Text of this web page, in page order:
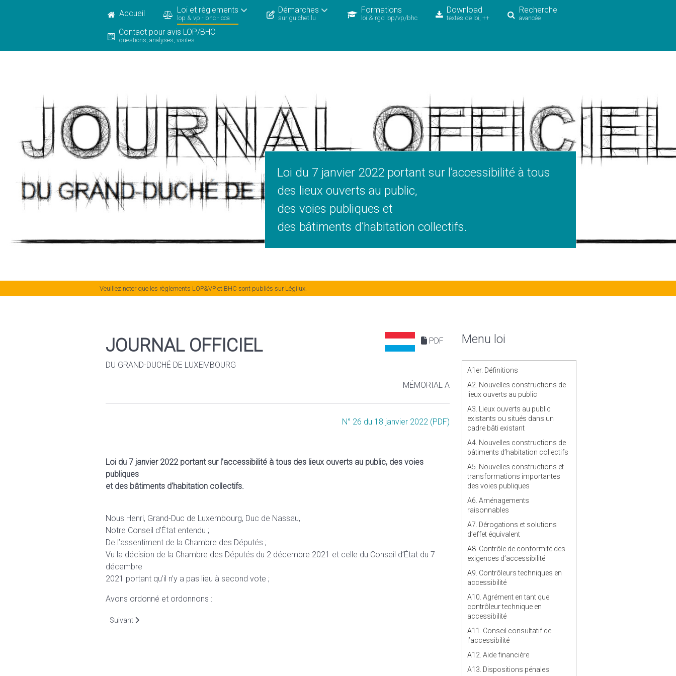
Accueil Loi et règlements
lop & vp - bhc - cca
Démarches
sur guichet.lu
Formations
loi & rgd lop/vp/bhc
Download
textes de loi, ++
Recherche
avancée
Contact pour avis LOP/BHC
questions, analyses, visites ...
Loi du 7 janvier 2022 portant sur l’accessibilité à tous
des lieux ouverts au public,
des voies publiques et
des bâtiments d’habitation collectifs.
Veuillez noter que les règlements LOP&VP et BHC sont publiés sur Légilux.
PDF
JOURNAL OFFICIEL
DU GRAND-DUCHÉ DE LUXEMBOURG
MÉMORIAL A
N° 26 du 18 janvier 2022 (PDF)
Loi du 7 janvier 2022 portant sur l’accessibilité à tous des lieux ouverts au public, des voies
publiques
et des bâtiments d’habitation collectifs.
Nous Henri, Grand-Duc de Luxembourg, Duc de Nassau,
Notre Conseil d’État entendu ;
De l’assentiment de la Chambre des Députés ;
Vu la décision de la Chambre des Députés du 2 décembre 2021 et celle du Conseil d’État du 7
décembre
2021 portant qu’il n’y a pas lieu à second vote ;
Avons ordonné et ordonnons :
Article suivant : Article 1er. Définitions
Suivant
Menu loi
A1er. Définitions
A2. Nouvelles constructions de
lieux ouverts au public
A3. Lieux ouverts au public
existants ou situés dans un
cadre bâti existant
A4. Nouvelles constructions de
bâtiments d’habitation collectifs
A5. Nouvelles constructions et
transformations importantes
des voies publiques
A6. Aménagements
raisonnables
A7. Dérogations et solutions
d’effet équivalent
A8. Contrôle de conformité des
exigences d’accessibilité
A9. Contrôleurs techniques en
accessibilité
A10. Agrément en tant que
contrôleur technique en
accessibilité
A11. Conseil consultatif de
l’accessibilité
A12. Aide financière
A13. Dispositions pénales